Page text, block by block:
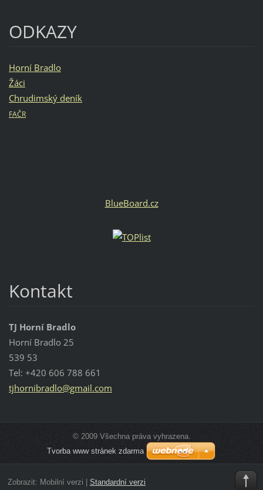
ODKAZY
Horní Bradlo
Žáci
Chrudimský deník
FAČR
BlueBoard.cz
Kontakt
TJ Horní Bradlo
Horní Bradlo 25
539 53
Tel: +420 606 788 661
tjhornibradlo@gmail.com
© 2009 Všechna práva vyhrazena.
Tvorba www stránek zdarma
Zobrazit: Mobilní verzi | Standardní verzi